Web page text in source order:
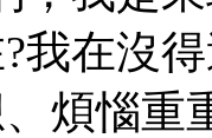
我在沒
煩惱重